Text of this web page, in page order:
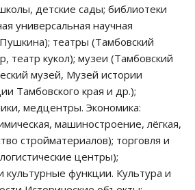
детские сады; библиотеки
универсальная научная
театры (Тамбовский
театр кукол); музеи (Тамбовский
музей, Музей истории
Тамбовского края и др.);
медцентры. Экономика:
машиностроение, лёгкая,
стройматериалов); торговля и
центры);
культурные функции. Культура и